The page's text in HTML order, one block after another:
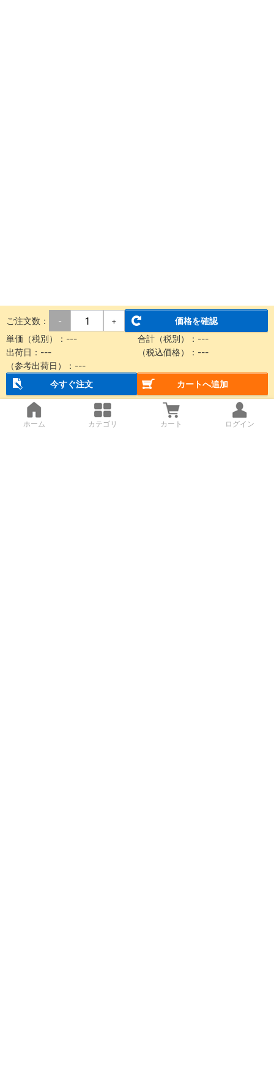
ご注文数： - +
価格を確認
単価（税別）： --- 合計（税別）： ---
出荷日： --- （税込価格）： ---
（参考出荷日）： ---
今すぐ注文
カートへ追加
ホーム カテゴリ カート ログイン